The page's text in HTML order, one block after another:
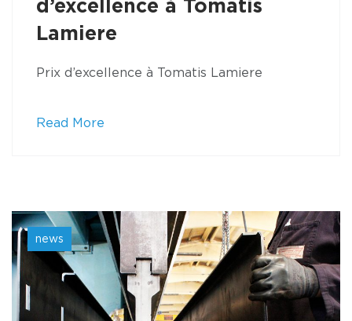
d’excellence à Tomatis
Lamiere
Prix d’excellence à Tomatis Lamiere
Read More
news